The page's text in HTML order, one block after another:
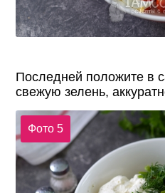
Последней положите в
свежую зелень,
Фото 5